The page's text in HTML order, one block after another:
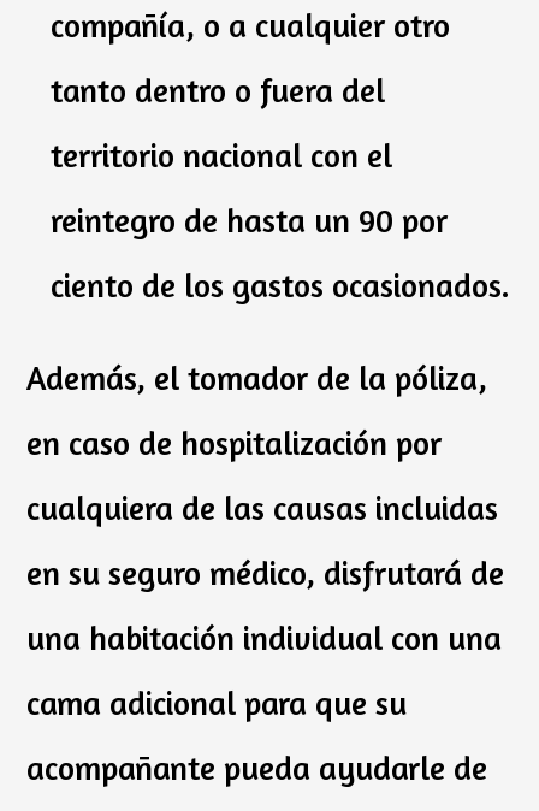
compañía, o a cualquier otro
tanto dentro o fuera del
territorio nacional con el
reintegro de hasta un 90 por
ciento de los gastos ocasionados.
Además, el tomador de la póliza,
en caso de hospitalización por
cualquiera de las causas incluidas
en su seguro médico, disfrutará de
una habitación individual con una
cama adicional para que su
acompañante pueda ayudarle de